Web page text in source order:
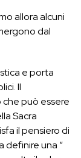
allora alcuni
dal
e porta
Il
può essere
Sacra
il pensiero di
definire una “